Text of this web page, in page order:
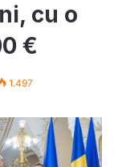
cu o
€
1.497